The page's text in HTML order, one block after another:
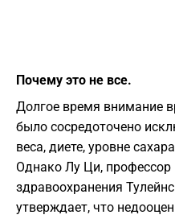
Почему это не все.
Долгое время внимание
было сосредоточено
веса, диете, уровне
Однако Лу Ци,
здравоохранения
утверждает, что